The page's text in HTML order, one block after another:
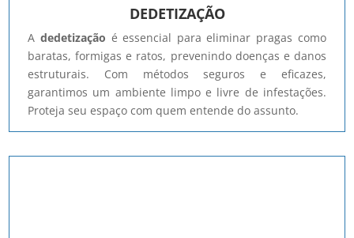
DEDETIZAÇÃO
A dedetização é essencial para eliminar pragas como
baratas, formigas e ratos, prevenindo doenças e danos
estruturais. Com métodos seguros e eficazes,
garantimos um ambiente limpo e livre de infestações.
Proteja seu espaço com quem entende do assunto.